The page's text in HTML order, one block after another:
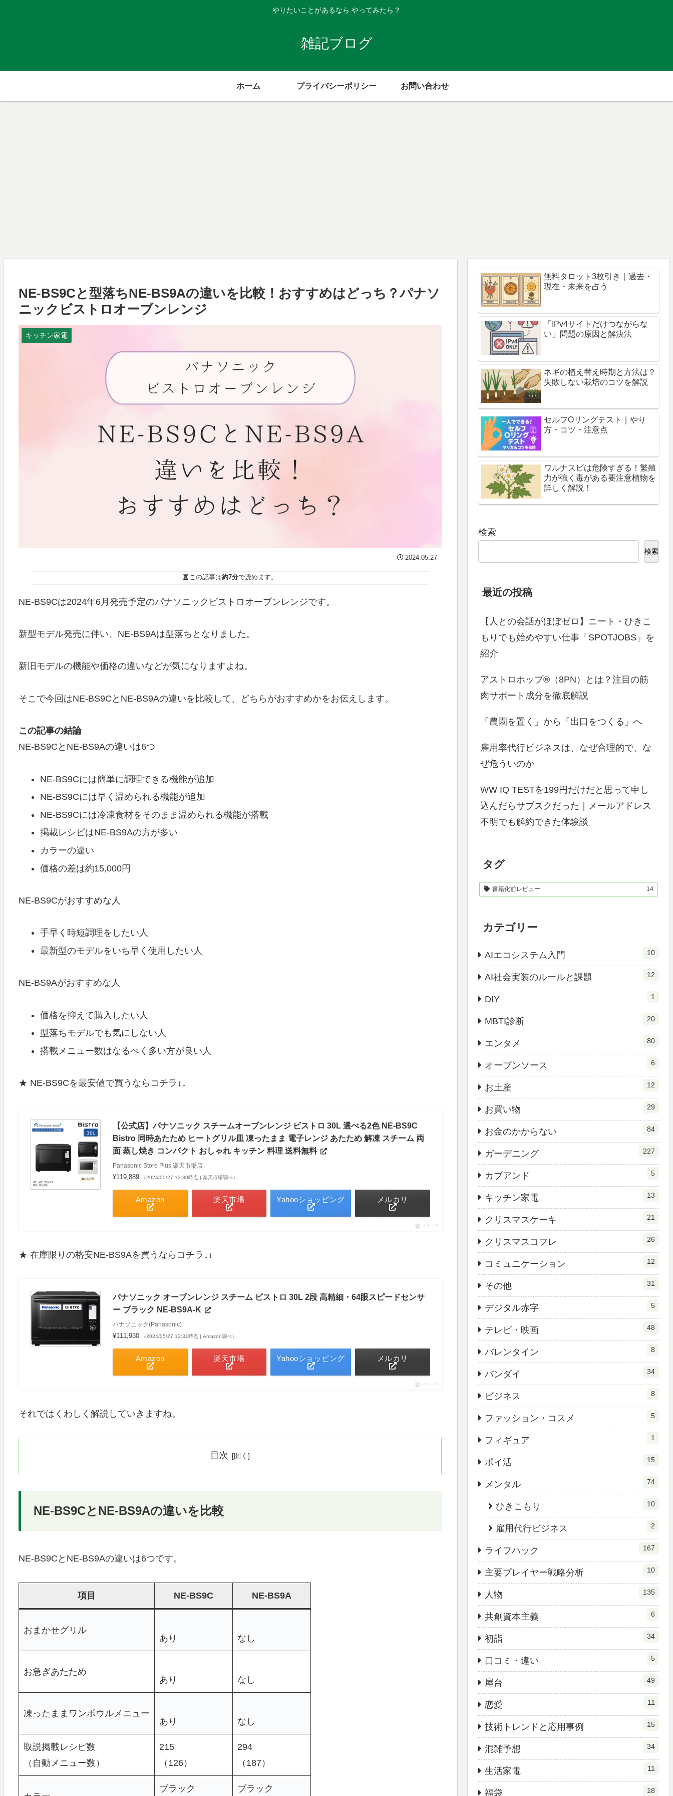
やりたいことがあるなら やってみたら？
雑記ブログ
ホーム プライバシーポリシー お問い合わせ
NE-BS9Cと型落ちNE-BS9Aの違いを比較！おすすめはどっち？パナソ
ニックビストロオーブンレンジ
キッチン家電
2024.05.27
この記事は約7分で読めます。
NE-BS9Cは2024年6月発売予定のパナソニックビストロオーブンレンジです。
新型モデル発売に伴い、NE-BS9Aは型落ちとなりました。
新旧モデルの機能や価格の違いなどが気になりますよね。
そこで今回はNE-BS9CとNE-BS9Aの違いを比較して、どちらがおすすめかをお伝えします。
この記事の結論
NE-BS9CとNE-BS9Aの違いは6つ
NE-BS9Cには簡単に調理できる機能が追加
NE-BS9Cには早く温められる機能が追加
NE-BS9Cには冷凍食材をそのまま温められる機能が搭載
掲載レシピはNE-BS9Aの方が多い
カラーの違い
価格の差は約15,000円
NE-BS9Cがおすすめな人
手早く時短調理をしたい人
最新型のモデルをいち早く使用したい人
NE-BS9Aがおすすめな人
価格を抑えて購入したい人
型落ちモデルでも気にしない人
搭載メニュー数はなるべく多い方が良い人
★ NE-BS9Cを最安値で買うならコチラ↓↓
【公式店】パナソニック スチームオーブンレンジ ビストロ 30L 選べる2色 NE-BS9C
Bistro 同時あたため ヒートグリル皿 凍ったまま 電子レンジ あたため 解凍 スチーム 両
面 蒸し焼き コンパクト おしゃれ キッチン 料理 送料無料
Panasonic Store Plus 楽天市場店
¥119,889 （2024/05/27 13:30時点 | 楽天市場調べ）
Amazon 楽天市場 Yahooショッピング メルカリ
ポチップ
★ 在庫限りの格安NE-BS9Aを買うならコチラ↓↓
パナソニック オーブンレンジ スチーム ビストロ 30L 2段 高精細・64眼スピードセンサ
ー ブラック NE-BS9A-K
パナソニック(Panasonic)
¥111,930 （2024/05/27 13:31時点 | Amazon調べ）
Amazon 楽天市場 Yahooショッピング メルカリ
ポチップ
それではくわしく解説していきますね。
目次
NE-BS9CとNE-BS9Aの違いを比較
NE-BS9CとNE-BS9Aの違いは6つです。
項目 NE-BS9C NE-BS9A
おまかせグリル
あり
なし
お急ぎあたため
あり
なし
凍ったままワンボウルメニュー
あり
なし
取説掲載レシピ数
（自動メニュー数）
215
（126）
294
（187）
ブラック ブラック
無料タロット3枚引き｜過去・
現在・未来を占う
「IPv4サイトだけつながらな
い」問題の原因と解決法
ネギの植え替え時期と方法は？
失敗しない栽培のコツを解説
セルフOリングテスト｜やり
方・コツ・注意点
ワルナスビは危険すぎる！繁殖
力が強く毒がある要注意植物を
詳しく解説！
検索
検索
最近の投稿
【人との会話がほぼゼロ】ニート・ひきこ
もりでも始めやすい仕事「SPOTJOBS」を
紹介
アストロホップ®（8PN）とは？注目の筋
肉サポート成分を徹底解説
「農園を置く」から「出口をつくる」へ
雇用率代行ビジネスは、なぜ合理的で、な
ぜ危ういのか
WW IQ TESTを199円だけだと思って申し
込んだらサブスクだった｜メールアドレス
不明でも解約できた体験談
タグ
書籍化前レビュー 14
カテゴリー
AIエコシステム入門 10
AI社会実装のルールと課題 12
DIY 1
MBTI診断 20
エンタメ 80
オープンソース 6
お土産 12
お買い物 29
お金のかからない 84
ガーデニング 227
カブアンド 5
キッチン家電 13
クリスマスケーキ 21
クリスマスコフレ 26
コミュニケーション 12
その他 31
デジタル赤字 5
テレビ・映画 48
バレンタイン 8
バンダイ 34
ビジネス 8
ファッション・コスメ 5
フィギュア 1
ポイ活 15
メンタル 74
ひきこもり 10
雇用代行ビジネス 2
ライフハック 167
主要プレイヤー戦略分析 10
人物 135
共創資本主義 6
初詣 34
口コミ・違い 5
屋台 49
恋愛 11
技術トレンドと応用事例 15
混雑予想 34
生活家電 11
福袋 18